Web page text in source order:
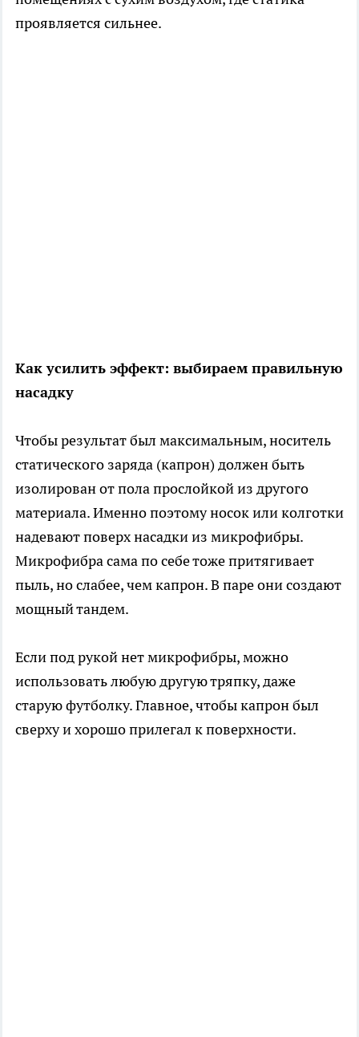
проявляется сильнее.
Как усилить эффект: выбираем правильную
насадку
Чтобы результат был максимальным, носитель
статического заряда (капрон) должен быть
изолирован от пола прослойкой из другого
материала. Именно поэтому носок или колготки
надевают поверх насадки из микрофибры.
Микрофибра сама по себе тоже притягивает
пыль, но слабее, чем капрон. В паре они создают
мощный тандем.
Если под рукой нет микрофибры, можно
использовать любую другую тряпку, даже
старую футболку. Главное, чтобы капрон был
сверху и хорошо прилегал к поверхности.